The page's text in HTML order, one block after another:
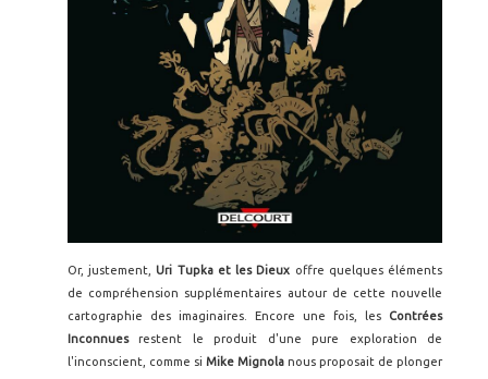
Or, justement,Uri Tupka et les Dieux offre quelques éléments
de compréhension supplémentaires autour de cette nouvelle
cartographie des imaginaires. Encore une fois, les Contrées
Inconnuesrestent le produit d'une pure exploration de
l'inconscient, comme si Mike Mignola nous proposait de plonger